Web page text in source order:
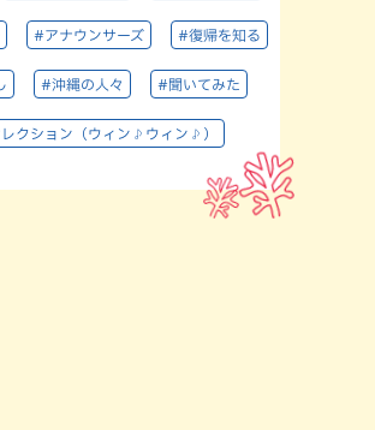
#アナウンサーズ #復帰を知る
#沖縄の人々 #聞いてみた
クション（ウィン♪ウィン♪）